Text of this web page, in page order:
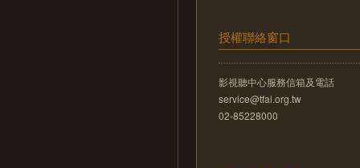
授權聯絡窗口
影視聽中心服務信箱及電話
service@tfai.org.tw
02-85228000